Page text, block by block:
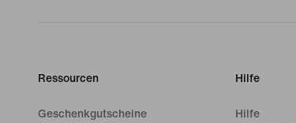
Ressourcen
Geschenkgutscheine
Hilfe
Hilfe